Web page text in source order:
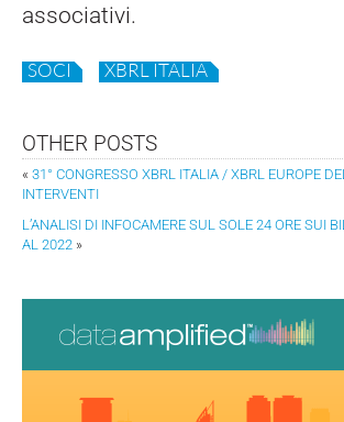
associativi.
SOCI XBRL ITALIA
OTHER POSTS
« 31° CONGRESSO XBRL ITALIA / XBRL EUROPE
INTERVENTI
L’ANALISI DI INFOCAMERE SUL SOLE 24 ORE SUI
AL 2022 »